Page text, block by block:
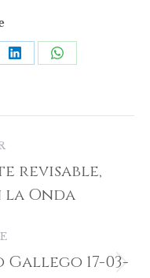
ShareShare
revisable,
la Onda
17-03-